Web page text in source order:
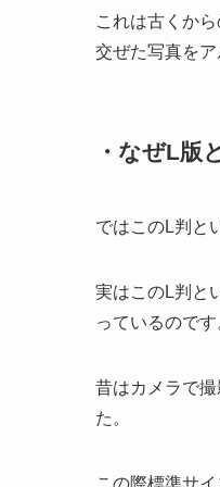
これは古くか
交ぜた写真を
・なぜL版
ではこのL判と
実はこのL判と
っているのです
昔はカメラで
た。